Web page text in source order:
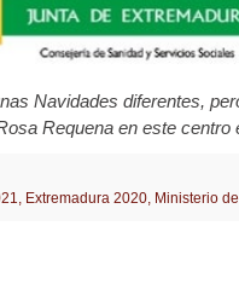
Navidades diferentes,
Requena en este centro
Extremadura 2020, Ministerio